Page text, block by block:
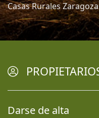
Casas Rurales Zaragoza
Darse de alta